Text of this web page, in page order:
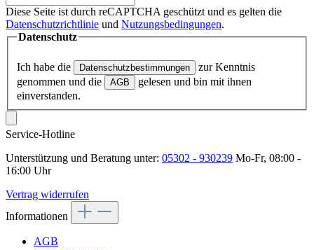
Diese Seite ist durch reCAPTCHA geschützt und es gelten die
Datenschutzrichtlinie und Nutzungsbedingungen.
Datenschutz
Ich habe die Datenschutzbestimmungen
zur Kenntnis
genommen und die
AGB
gelesen und bin mit ihnen
einverstanden.
Service-Hotline
Unterstützung und Beratung unter: 05302 - 930239 Mo-Fr, 08:00 -
16:00 Uhr
Vertrag widerrufen
Informationen
AGB